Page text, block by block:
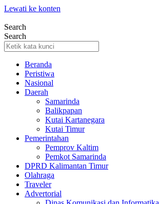
Lewati ke konten
Search
Search
Beranda
Peristiwa
Nasional
Daerah
Samarinda
Balikpapan
Kutai Kartanegara
Kutai Timur
Pemerintahan
Pemprov Kaltim
Pemkot Samarinda
DPRD Kalimantan Timur
Olahraga
Traveler
Advertorial